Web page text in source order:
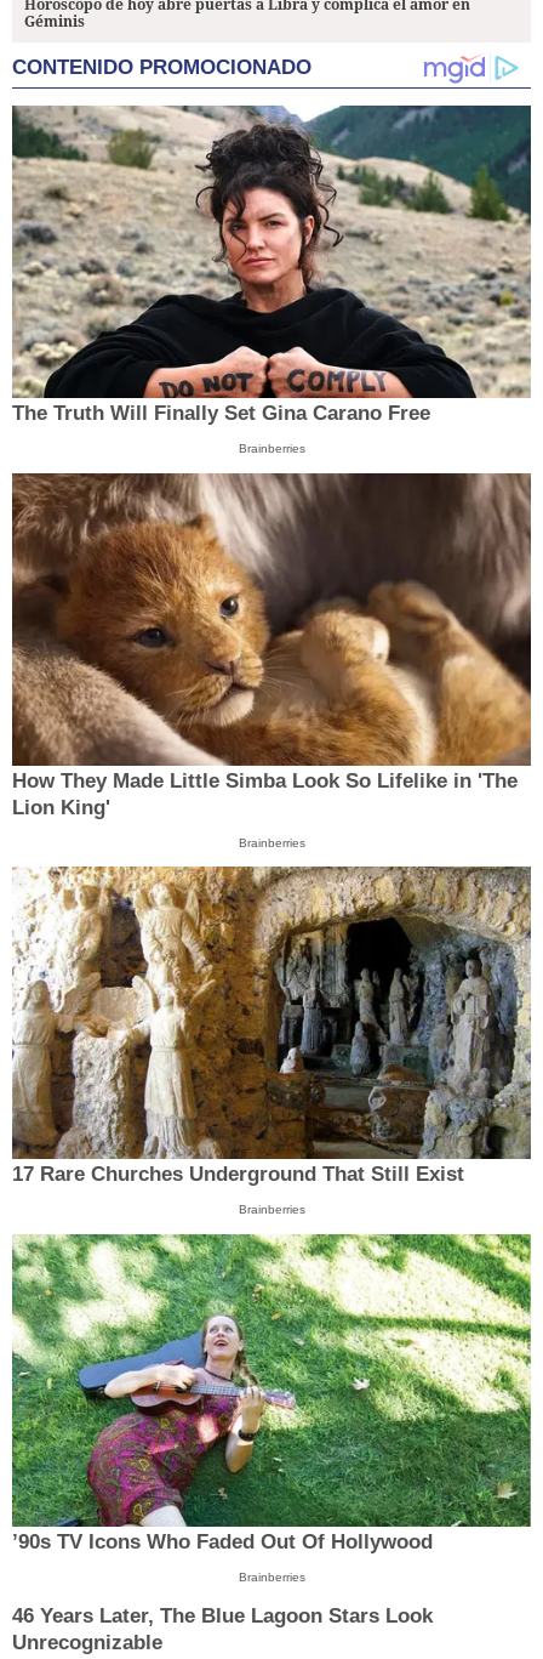
Horóscopo de hoy abre puertas a Libra y complica el amor en
Géminis
CONTENIDO PROMOCIONADO
The Truth Will Finally Set Gina Carano Free
Brainberries
How They Made Little Simba Look So Lifelike in 'The
Lion King'
Brainberries
17 Rare Churches Underground That Still Exist
Brainberries
’90s TV Icons Who Faded Out Of Hollywood
Brainberries
46 Years Later, The Blue Lagoon Stars Look
Unrecognizable